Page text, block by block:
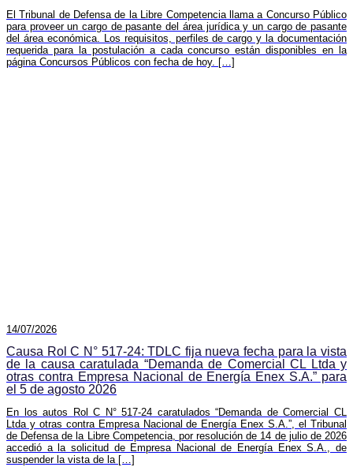
El Tribunal de Defensa de la Libre Competencia llama a Concurso Público
para proveer un cargo de pasante del área jurídica y un cargo de pasante
del área económica. Los requisitos, perfiles de cargo y la documentación
requerida para la postulación a cada concurso están disponibles en la
página Concursos Públicos con fecha de hoy. […]
14/07/2026
Causa Rol C N° 517-24: TDLC fija nueva fecha para la vista
de la causa caratulada “Demanda de Comercial CL Ltda y
otras contra Empresa Nacional de Energía Enex S.A.” para
el 5 de agosto 2026
En los autos Rol C N° 517-24 caratulados “Demanda de Comercial CL
Ltda y otras contra Empresa Nacional de Energía Enex S.A.”, el Tribunal
de Defensa de la Libre Competencia, por resolución de 14 de julio de 2026
accedió a la solicitud de Empresa Nacional de Energía Enex S.A., de
suspender la vista de la […]